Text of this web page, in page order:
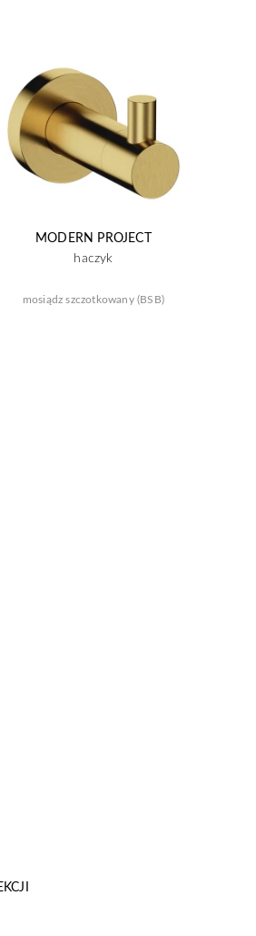
MODERN PROJECT
haczyk
mosiądz szczotkowany (BSB)